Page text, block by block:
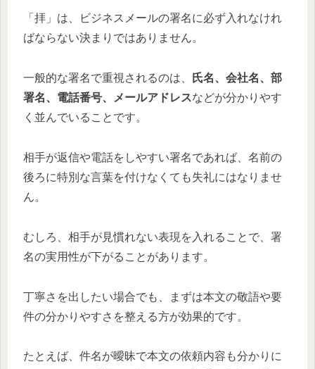
「拝」は、ビジネスメールの署名に必ず入れなけれ
ばならない決まりではありません。
一般的な署名で重視されるのは、
氏名、会社名、部
署名、電話番号、メールアドレスなどが分かりやす
く並んでいることです。
相手が返信や電話をしやすい署名であれば、名前の
後ろに特別な言葉を付けなくても失礼にはなりませ
ん。
むしろ、相手が見慣れない表現を入れることで、署
名の実用性が下がることがあります。
丁寧さを出したい場合でも、まずは本文の敬語や要
件の分かりやすさを整える方が効果的です。
たとえば、件名が曖昧で本文の依頼内容も分かりに